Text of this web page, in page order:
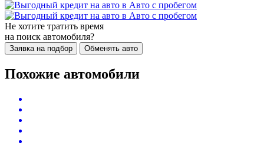
Не хотите тратить время
на поиск автомобиля?
Заявка на подбор Обменять авто
Похожие автомобили